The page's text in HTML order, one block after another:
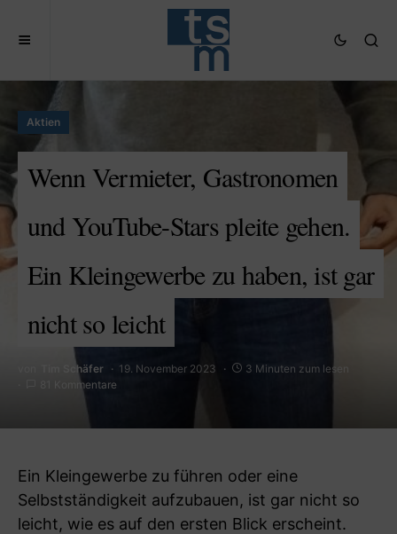
Aktien
Wenn Vermieter, Gastronomen
und YouTube-Stars pleite gehen.
Ein Kleingewerbe zu haben, ist gar
nicht so leicht
Tim Schäfer 19. November 2023
3 Minuten zum lesen
81 Kommentare
Ein Kleingewerbe zu führen oder eine
Selbstständigkeit aufzubauen, ist gar nicht so
leicht, wie es auf den ersten Blick erscheint.